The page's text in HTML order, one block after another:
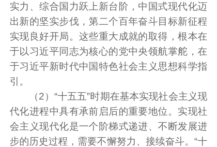
实力、综合国力跃上新台阶，中国式现代化迈
出新的坚实步伐，第二个百年奋斗目标新征程
实现良好开局。这些重大成就的取得，根本在
于以习近平同志为核心的党中央领航掌舵，在
于习近平新时代中国特色社会主义思想科学指
引。
（2）“十五五”时期在基本实现社会主义现
代化进程中具有承前启后的重要地位。实现社
会主义现代化是一个阶梯式递进、不断发展进
步的历史过程，需要不懈努力、接续奋斗。“十